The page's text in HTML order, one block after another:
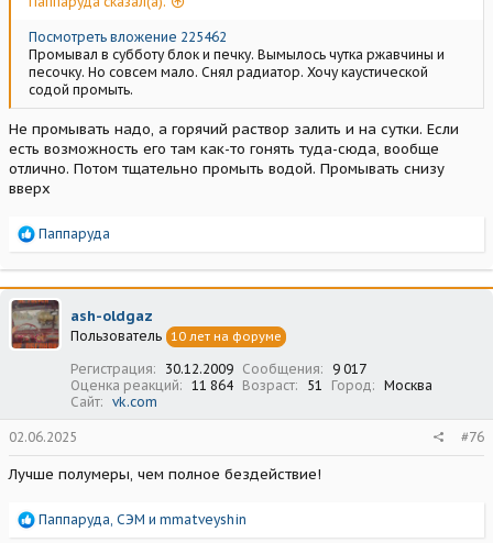
Посмотреть вложение 225462
Промывал в субботу блок и печку. Вымылось чутка ржавчины и
песочку. Но совсем мало. Снял радиатор. Хочу каустической
содой промыть.
Не промывать надо, а горячий раствор залить и на сутки. Если
есть возможность его там как-то гонять туда-сюда, вообще
отлично. Потом тщательно промыть водой. Промывать снизу
вверх
Р
а
к
ц
и
и
Паппаруда
ash-oldgaz
Пользователь 10 лет на форуме
Регистрация 30.12.2009 Сообщения
9 017
Оценка реакций
11 864 Возраст 51 Город
Москва
Сайт
vk.com
02.06.2025 #76
Лучше полумеры, чем полное бездействие!
Р
Паппаруда СЭМ и mmatveyshin